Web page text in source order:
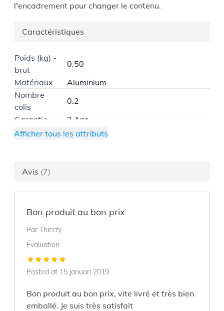
l'encadrement pour changer le contenu.
Caractéristiques
Poids (kg) -
brut
0.50
Matériaux
Aluminium
Nombre
colis
0.2
Garantie
2 Ans
Montage
Livré monté
Profondeur
Largeur (cm) 29
29,7x42cm (A3)
5400943090727
Coloris
Afficher tous les attributs
Avis (7)
Bon produit au bon prix
Par Thierry
Évaluation
Posted at 15 januari 2019
Bon produit au bon prix, vite livré et très bien
emballé. Je suis très satisfait